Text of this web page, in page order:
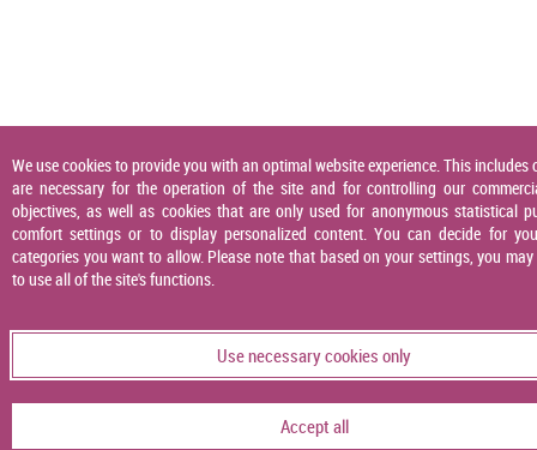
We use cookies to provide you with an optimal website experience. This includes
are necessary for the operation of the site and for controlling our
objectives, as well as cookies that are only used for anonymous statistical
comfort settings or to display personalized content. You can decide for
categories you want to allow. Please note that based on your settings, you
to use all of the site's functions.
Use necessary cookies only
Accept all